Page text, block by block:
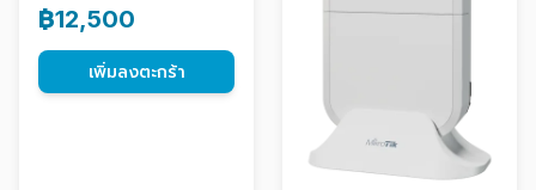
฿12,500
เพิ่มลงตะกร้า